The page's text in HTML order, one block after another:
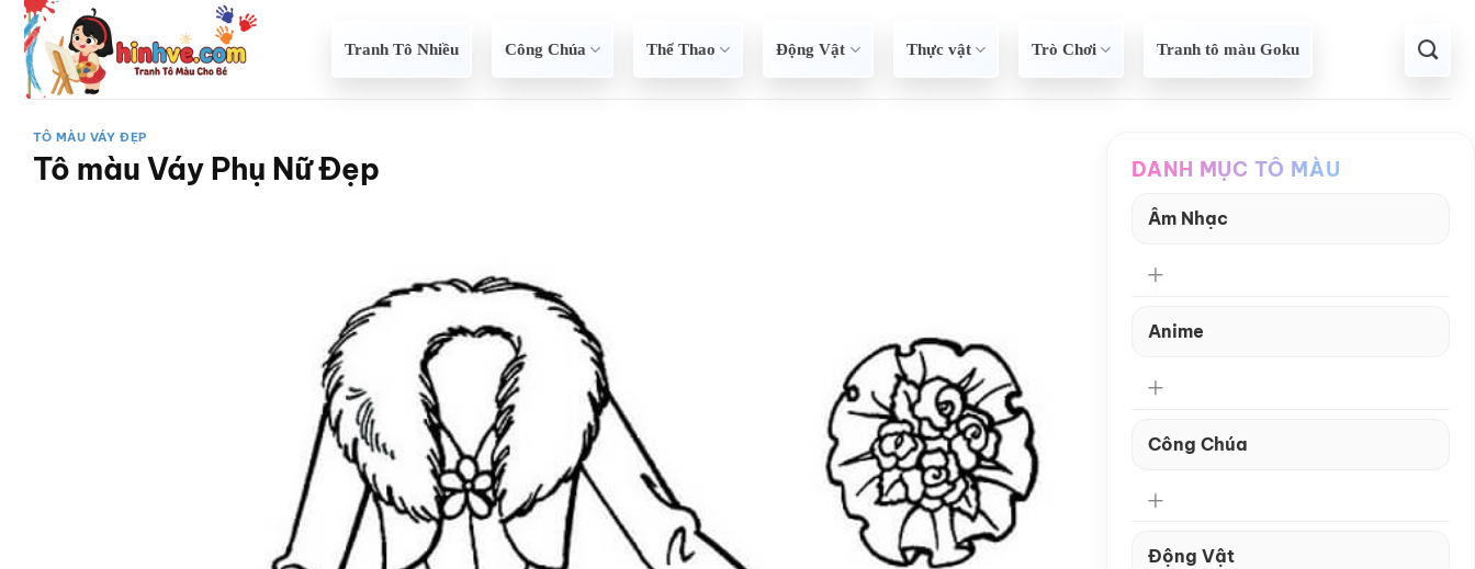
qua
dung
Tranh Tô Nhiều Công Chúa Thể Thao Động Vật Thực vật Trò Chơi Tranh tô màu Goku
TÔ MÀU VÁY ĐẸP
Tô màu Váy Phụ Nữ Đẹp DANH MỤC TÔ MÀU
Âm Nhạc
Anime
Công Chúa
Động Vật